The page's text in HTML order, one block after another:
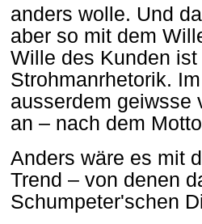
anders wolle. Und
aber so mit dem
Wille des Kunden
Strohmanrhetorik.
ausserdem geiwsse
an – nach dem
Anders wäre es mit
Trend – von denen
Schumpeter'schen